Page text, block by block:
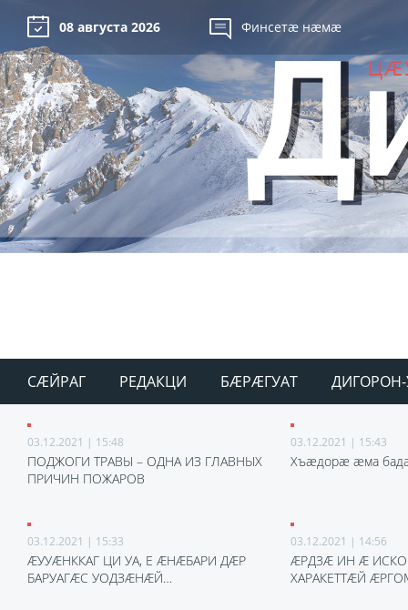
08 августа 2026 Финсетæ нæмæ
СÆЙРАГ РЕДАКЦИ БÆРÆГУАТ ДИГОРОН-
03.12.2021 | 15:48
ПОДЖОГИ ТРАВЫ – ОДНА ИЗ ГЛАВНЫХ
ПРИЧИН ПОЖАРОВ
03.12.2021 | 15:43
Хъӕдорӕ ӕма
03.12.2021 | 15:33
ӔУУӔНККАГ ЦИ УА, Е ӔНӔБАРИ ДӔР
БАРУАГӔС УОДЗӔНӔЙ…
03.12.2021 | 14:56
ӔРДЗӔ ИН Ӕ
ХАРАКЕТТӔЙ